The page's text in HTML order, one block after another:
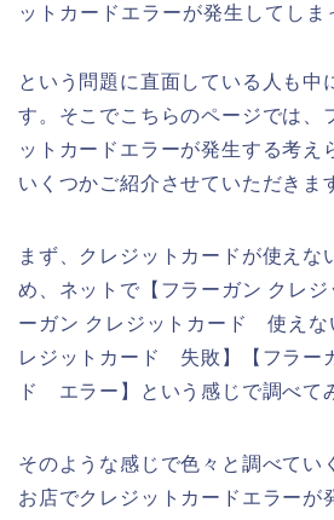
ットカードエラーが発生してしま
という問題に直面している人も中
す。そこでこちらのページでは、
ットカードエラーが発生する考え
いくつかご紹介させていただきま
まず、クレジットカードが使えな
め、ネットで【フラーガン クレ
ーガン クレジットカード 使えな
レジットカード 失敗】【フラー
ド エラー】という感じで調べて
そのような感じで色々と調べてい
お店でクレジットカードエラーが